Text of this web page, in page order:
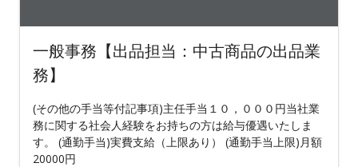
一般事務【出品担当：中古商品の出品業
務】
(その他の手当等付記事項)主任手当１０，０００円当社業
務に関する社会人経験をお持ちの方は給与優遇いたしま
す。 (通勤手当)実費支給（上限あり） (通勤手当上限)月額
20000円